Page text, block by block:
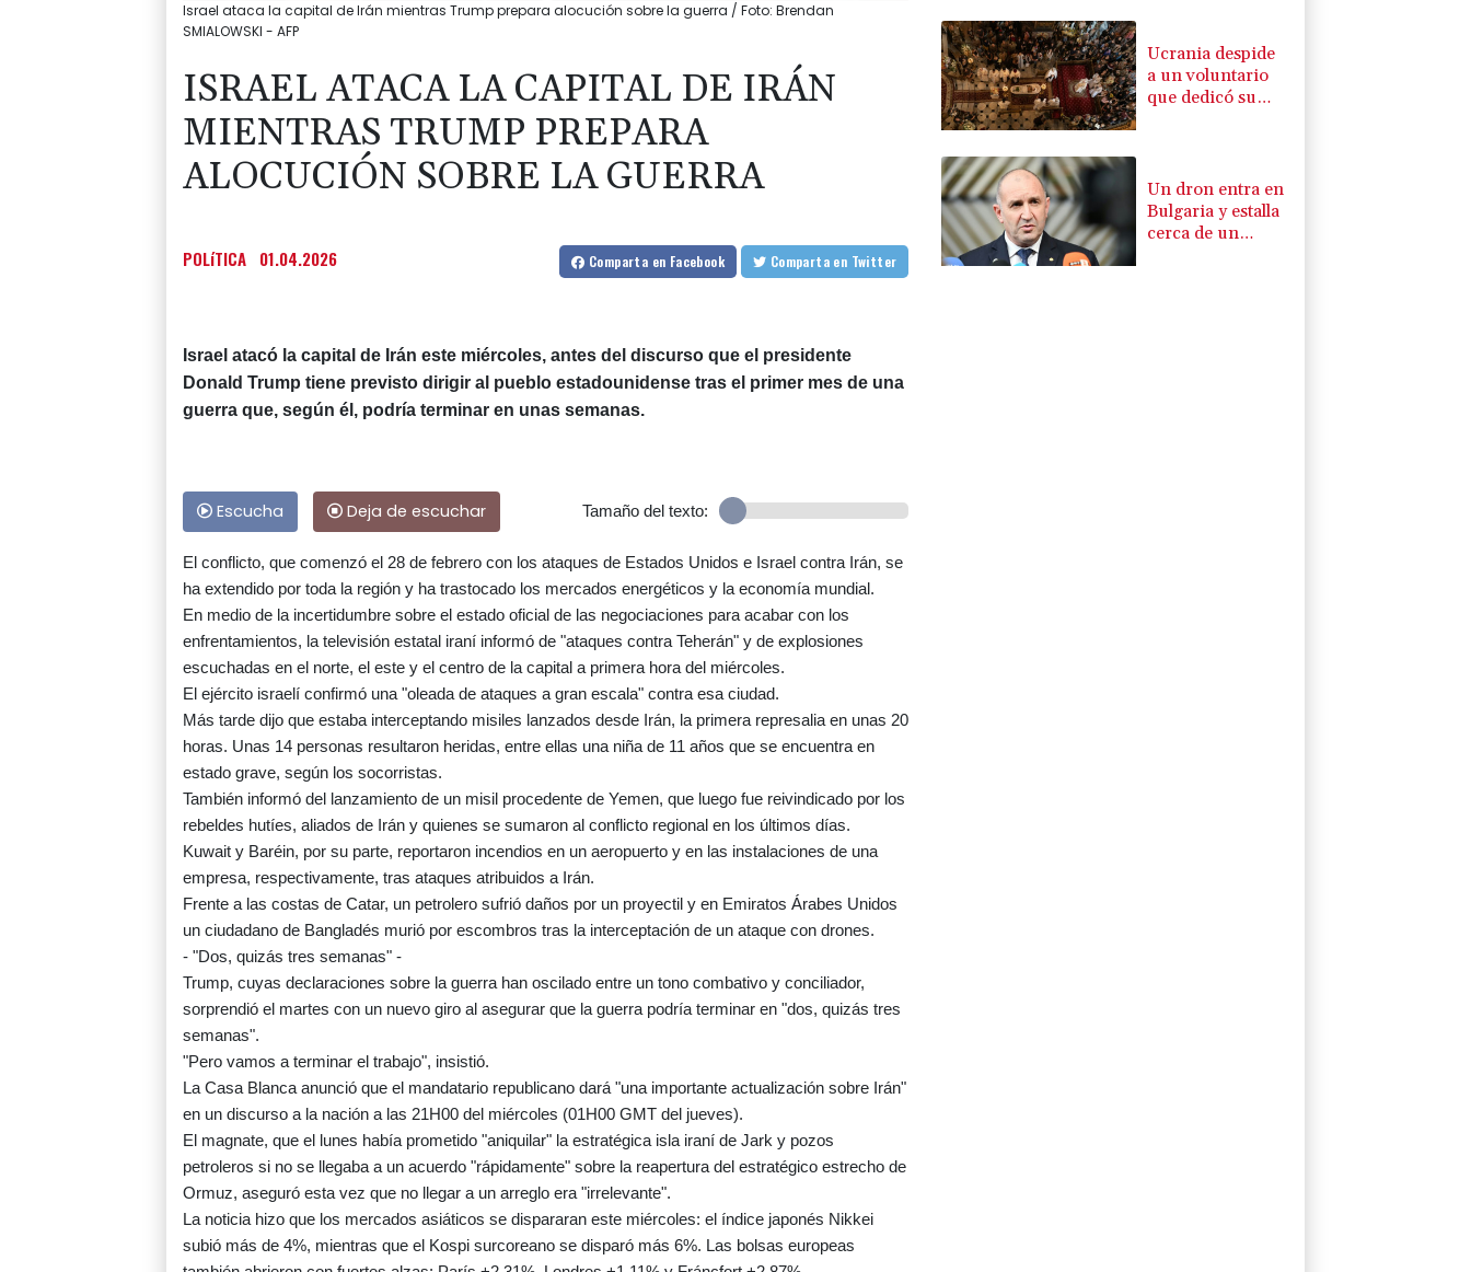
Israel ataca la capital de Irán mientras Trump prepara alocución sobre la guerra / Foto: Brendan
SMIALOWSKI - AFP
ISRAEL ATACA LA CAPITAL DE IRÁN
MIENTRAS TRUMP PREPARA
ALOCUCIÓN SOBRE LA GUERRA
POLíTICA 01.04.2026 Comparta en Facebook Comparta en Twitter
Israel atacó la capital de Irán este miércoles, antes del discurso que el presidente
Donald Trump tiene previsto dirigir al pueblo estadounidense tras el primer mes de una
guerra que, según él, podría terminar en unas semanas.
Escucha Deja de escuchar Tamaño del texto:
El conflicto, que comenzó el 28 de febrero con los ataques de Estados Unidos e Israel contra Irán, se
ha extendido por toda la región y ha trastocado los mercados energéticos y la economía mundial.
En medio de la incertidumbre sobre el estado oficial de las negociaciones para acabar con los
enfrentamientos, la televisión estatal iraní informó de "ataques contra Teherán" y de explosiones
escuchadas en el norte, el este y el centro de la capital a primera hora del miércoles.
El ejército israelí confirmó una "oleada de ataques a gran escala" contra esa ciudad.
Más tarde dijo que estaba interceptando misiles lanzados desde Irán, la primera represalia en unas 20
horas. Unas 14 personas resultaron heridas, entre ellas una niña de 11 años que se encuentra en
estado grave, según los socorristas.
También informó del lanzamiento de un misil procedente de Yemen, que luego fue reivindicado por los
rebeldes hutíes, aliados de Irán y quienes se sumaron al conflicto regional en los últimos días.
Kuwait y Baréin, por su parte, reportaron incendios en un aeropuerto y en las instalaciones de una
empresa, respectivamente, tras ataques atribuidos a Irán.
Frente a las costas de Catar, un petrolero sufrió daños por un proyectil y en Emiratos Árabes Unidos
un ciudadano de Bangladés murió por escombros tras la interceptación de un ataque con drones.
- "Dos, quizás tres semanas" -
Trump, cuyas declaraciones sobre la guerra han oscilado entre un tono combativo y conciliador,
sorprendió el martes con un nuevo giro al asegurar que la guerra podría terminar en "dos, quizás tres
semanas".
"Pero vamos a terminar el trabajo", insistió.
La Casa Blanca anunció que el mandatario republicano dará "una importante actualización sobre Irán"
en un discurso a la nación a las 21H00 del miércoles (01H00 GMT del jueves).
El magnate, que el lunes había prometido "aniquilar" la estratégica isla iraní de Jark y pozos
petroleros si no se llegaba a un acuerdo "rápidamente" sobre la reapertura del estratégico estrecho de
Ormuz, aseguró esta vez que no llegar a un arreglo era "irrelevante".
La noticia hizo que los mercados asiáticos se dispararan este miércoles: el índice japonés Nikkei
subió más de 4%, mientras que el Kospi surcoreano se disparó más 6%. Las bolsas europeas
Ucrania despide
a un voluntario
que dedicó su
Un dron entra en
Bulgaria y estalla
cerca de un